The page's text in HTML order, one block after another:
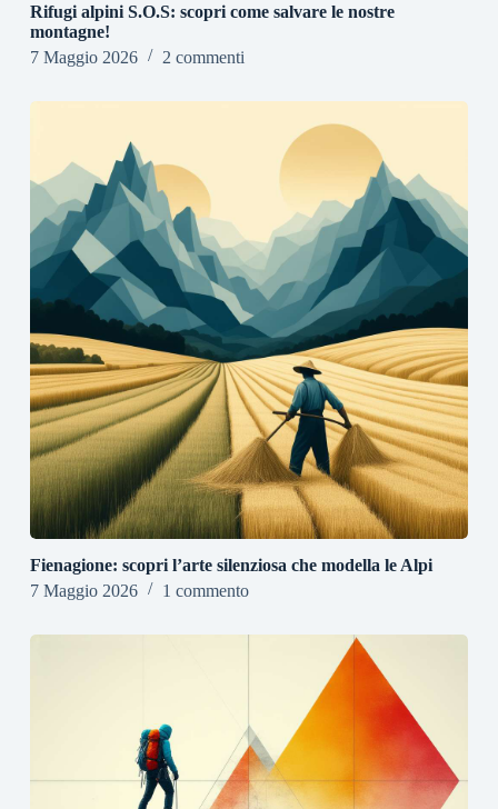
Rifugi alpini S.O.S: scopri come salvare le nostre
montagne!
7 Maggio 2026
2 commenti
Fienagione: scopri l’arte silenziosa che modella le Alpi
7 Maggio 2026
1 commento